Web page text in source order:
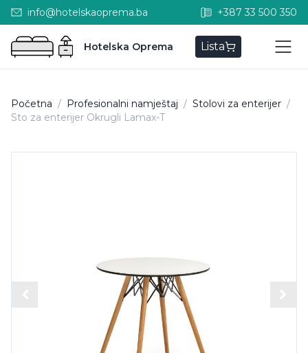
info@hotelskaoprema.ba +387 33 500 350
Hotelska Oprema Lista
Početna / Profesionalni namještaj / Stolovi za enterijer /
Sto za enterijer Okrugli Lamax-T